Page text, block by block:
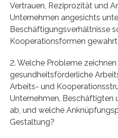
Vertrauen, Reziprozität und
Unternehmen angesichts
Beschäftigungsverhältnisse
Kooperationsformen
2. Welche Probleme
gesundheitsförderliche
Arbeits- und
Unternehmen, Beschäftigten
ab, und welche
Gestaltung?